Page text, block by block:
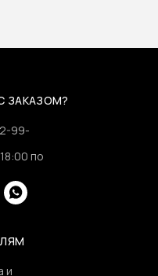
ЗАКАЗОМ?
99-
по
и